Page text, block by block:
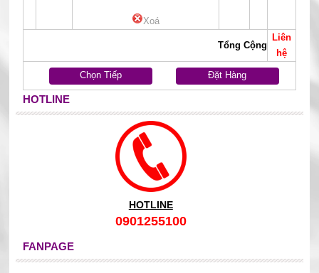
Xoá
Tổng Cộng
Liên
hệ
Đặt Hàng
Chọn Tiếp
HOTLINE
HOTLINE
0901255100
FANPAGE